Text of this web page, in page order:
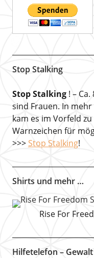
Stop Stalking
Stop Stalking! – Ca.
sind Frauen. In
kam es im Vorfeld zu
Warnzeichen für
>>> Stop Stalking!
Shirts und mehr …
Rise For
Hilfetelefon –